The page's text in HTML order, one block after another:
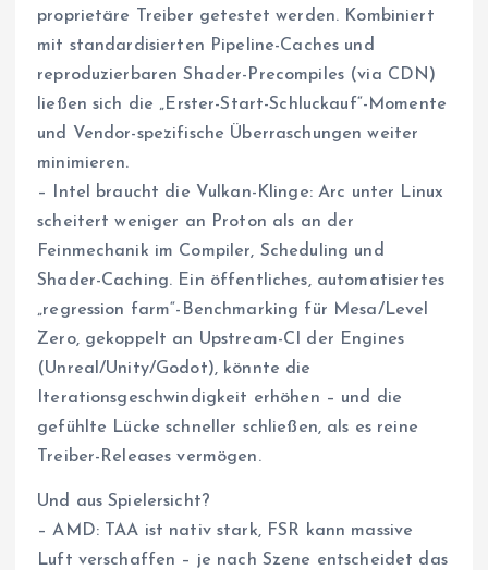
proprietäre Treiber getestet werden. Kombiniert
mit standardisierten Pipeline-Caches und
reproduzierbaren Shader-Precompiles (via CDN)
ließen sich die „Erster-Start-Schluckauf“-Momente
und Vendor-spezifische Überraschungen weiter
minimieren.
– Intel braucht die Vulkan-Klinge: Arc unter Linux
scheitert weniger an Proton als an der
Feinmechanik im Compiler, Scheduling und
Shader-Caching. Ein öffentliches, automatisiertes
„regression farm“-Benchmarking für Mesa/Level
Zero, gekoppelt an Upstream-CI der Engines
(Unreal/Unity/Godot), könnte die
Iterationsgeschwindigkeit erhöhen – und die
gefühlte Lücke schneller schließen, als es reine
Treiber-Releases vermögen.
Und aus Spielersicht?
– AMD: TAA ist nativ stark, FSR kann massive
Luft verschaffen – je nach Szene entscheidet das